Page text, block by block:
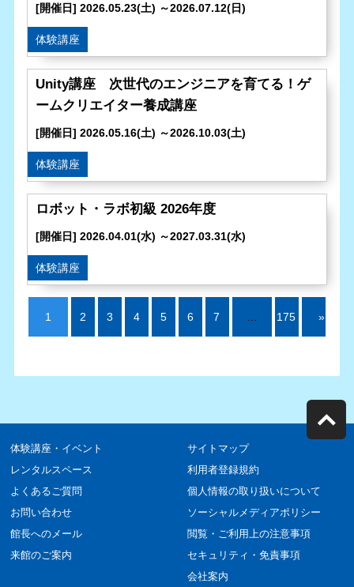
[開催日] 2026.05.23(土) ～2026.07.12(日)
体験講座
Unity講座 次世代のエンジニアを育てる！ゲ
ームクリエイター養成講座
[開催日] 2026.05.16(土) ～2026.10.03(土)
体験講座
ロボット・ラボ初級 2026年度
[開催日] 2026.04.01(水) ～2027.03.31(水)
体験講座
1 2 3 4 5 6 7 175 »
体験講座・イベント
レンタルスペース
よくあるご質問
お問い合わせ
館長へのメール
来館のご案内
サイトマップ
利用者登録規約
個人情報の取り扱いについて
ソーシャルメディアポリシー
閲覧・ご利用上の注意事項
セキュリティ・免責事項
会社案内